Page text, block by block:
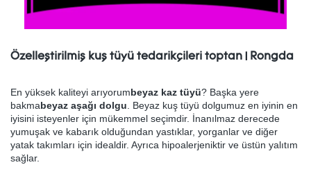
Özelleştirilmiş kuş tüyü tedarikçileri toptan | Rongda
En yüksek kaliteyi arıyorumbeyaz kaz tüyü? Başka yere
bakmabeyaz aşağı dolgu . Beyaz kuş tüyü dolgumuz en iyinin en
iyisini isteyenler için mükemmel seçimdir. İnanılmaz derecede
yumuşak ve kabarık olduğundan yastıklar, yorganlar ve diğer
yatak takımları için idealdir. Ayrıca hipoalerjeniktir ve üstün yalıtım
sağlar.